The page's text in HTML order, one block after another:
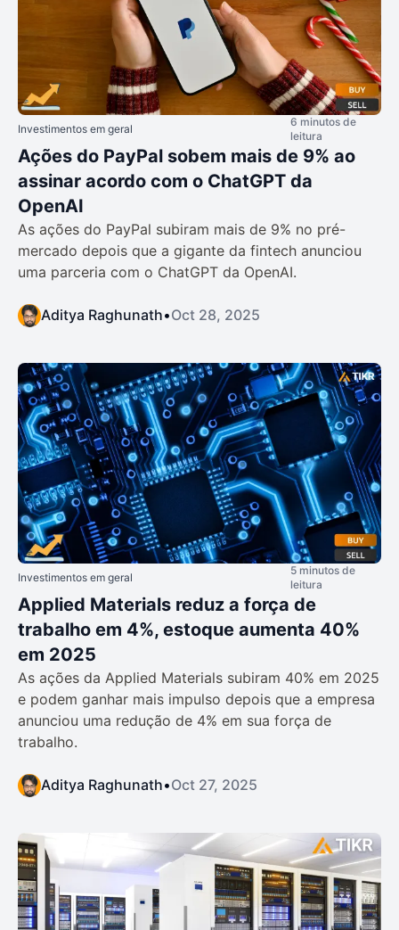
Investimentos em geral
6 minutos de
leitura
Ações do PayPal sobem mais de 9% ao
assinar acordo com o ChatGPT da
OpenAI
As ações do PayPal subiram mais de 9% no pré-
mercado depois que a gigante da fintech anunciou
uma parceria com o ChatGPT da OpenAI.
Aditya Raghunath•Oct 28, 2025
Investimentos em geral
5 minutos de
leitura
Applied Materials reduz a força de
trabalho em 4%, estoque aumenta 40%
em 2025
As ações da Applied Materials subiram 40% em 2025
e podem ganhar mais impulso depois que a empresa
anunciou uma redução de 4% em sua força de
trabalho.
Aditya Raghunath•Oct 27, 2025